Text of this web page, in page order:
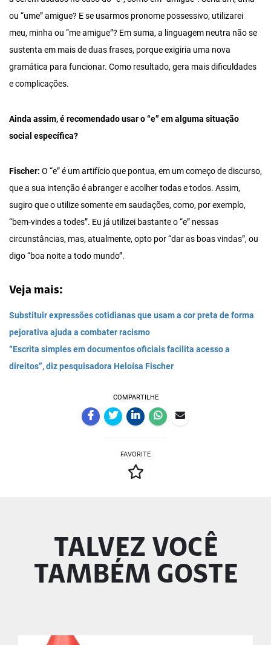
ou “ume” amigue? E se usarmos pronome possessivo, utilizarei
meu, minha ou “me amigue”? Em suma, a linguagem neutra não se
sustenta em mais de duas frases, porque exigiria uma nova
gramática para funcionar. Como resultado, gera mais dificuldades
e complicações.
Ainda assim, é recomendado usar o “e” em alguma situação
social específica?
Fischer: O “e” é um artifício que pontua, em um começo de discurso,
que a sua intenção é abranger e acolher todas e todos. Assim,
sugiro que o utilize somente em saudações, como, por exemplo,
“bem-vindes a todes”. Eu já utilizei bastante o “e” nessas
circunstâncias, mas, atualmente, opto por “dar as boas vindas”, ou
digo “boa noite a todo mundo”.
Veja mais:
Substituir expressões cotidianas que usam a cor preta de forma
pejorativa ajuda a combater racismo
“Escrita simples em documentos oficiais facilita acesso a
direitos”, diz pesquisadora Heloísa Fischer
COMPARTILHE
FAVORITE
TALVEZ VOCÊ
TAMBÉM GOSTE